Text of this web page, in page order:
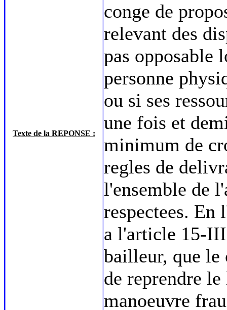
Texte de la REPONSE :
conge de
relevant des
pas opposable
personne
ou si ses
une fois et
minimum de
regles de
l'ensemble de
respectees. En
a l'article 15-
bailleur, que le
de reprendre
manoeuvre